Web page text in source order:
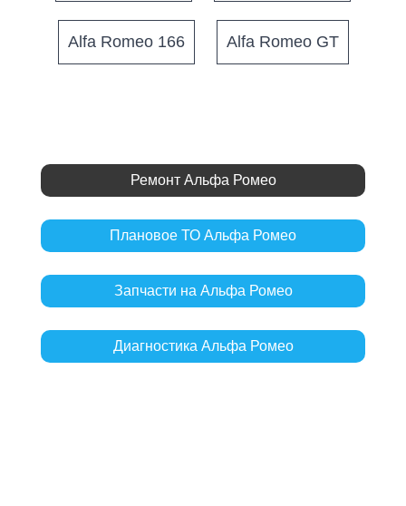
Alfa Romeo 166 Alfa Romeo GT
Ремонт Альфа Ромео
Плановое ТО Альфа Ромео
Запчасти на Альфа Ромео
Диагностика Альфа Ромео